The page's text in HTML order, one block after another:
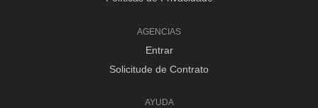
AGENCIAS
Entrar
Solicitude de Contrato
AYUDA